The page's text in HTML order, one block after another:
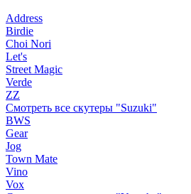
Address
Birdie
Choi Nori
Let's
Street Magic
Verde
ZZ
Смотреть все скутеры "Suzuki"
BWS
Gear
Jog
Town Mate
Vino
Vox